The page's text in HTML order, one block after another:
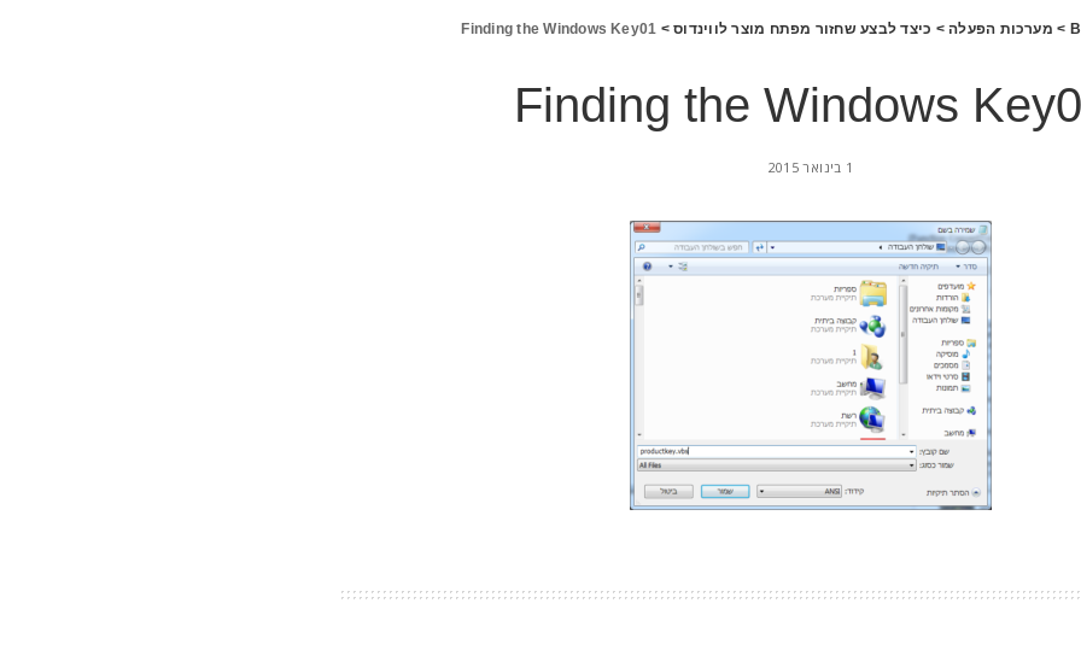
> מערכות הפעלה > כיצד לבצע שחזור מפתח מוצר לווינדוס>
Finding the Windows Key01
Finding the Windows
1 בינואר 2015